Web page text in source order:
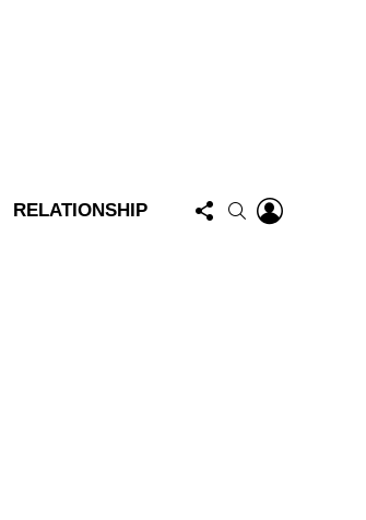
RELATIONSHIP
FOLLOW
US
SEARCH